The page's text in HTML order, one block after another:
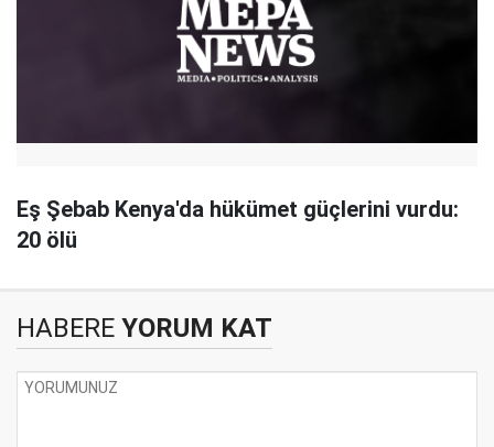
Eş Şebab Kenya'da hükümet güçlerini vurdu:
20 ölü
HABERE YORUM KAT